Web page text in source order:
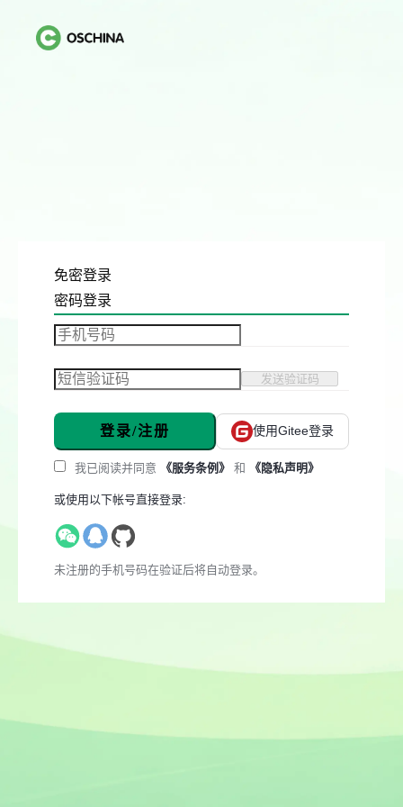
免密登录
密码登录
发送验证码
登录/注册 使用Gitee登录
我已阅读并同意 《服务条例》 和 《隐私声明》
或使用以下帐号直接登录:
未注册的手机号码在验证后将自动登录。